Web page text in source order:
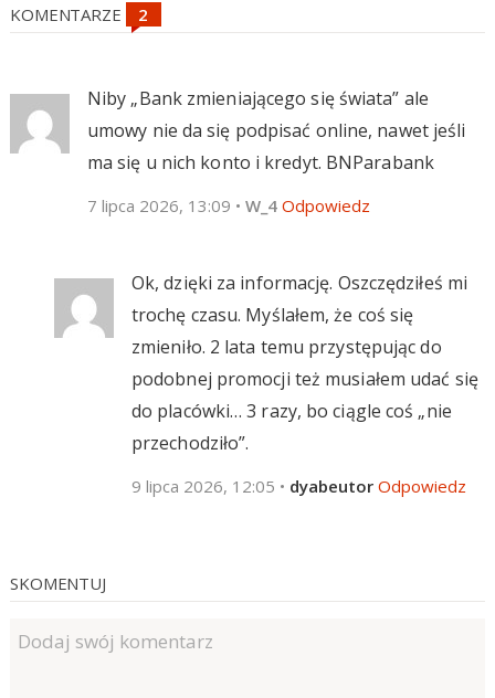
KOMENTARZE
Niby „Bank zmieniającego się świata” ale
umowy nie da się podpisać online, nawet jeśli
ma się u nich konto i kredyt. BNParabank
7 lipca 2026, 13:09 • W_4 Odpowiedz
Ok, dzięki za informację. Oszczędziłeś mi
trochę czasu. Myślałem, że coś się
zmieniło. 2 lata temu przystępując do
podobnej promocji też musiałem udać się
do placówki… 3 razy, bo ciągle coś „nie
przechodziło”.
9 lipca 2026, 12:05 • dyabeutor Odpowiedz
SKOMENTUJ